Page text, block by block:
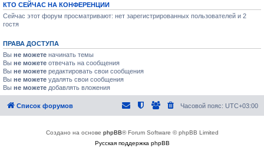
КТО СЕЙЧАС НА КОНФЕРЕНЦИИ
Сейчас этот форум просматривают: нет зарегистрированных пользователей и 2
гостя
ПРАВА ДОСТУПА
Вы не можете начинать темы
Вы не можете отвечать на сообщения
Вы не можете редактировать свои сообщения
Вы не можете удалять свои сообщения
Вы не можете добавлять вложения
Список форумов Часовой пояс: UTC+03:00
Создано на основе phpBB® Forum Software © phpBB Limited
Русская поддержка phpBB